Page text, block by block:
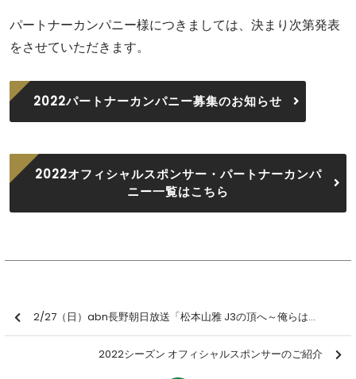
パートナーカンパニー様につきましては、決まり次第発表
をさせていただきます。
2022パートナーカンパニー募集のお知らせ
2022オフィシャルスポンサー・パートナーカンパ
ニー一覧はこちら
2/27（日）abn長野朝日放送「松本山雅 J3の頂へ～俺らは常に挑戦者～」
2022シーズン オフィシャルスポンサーのご紹介